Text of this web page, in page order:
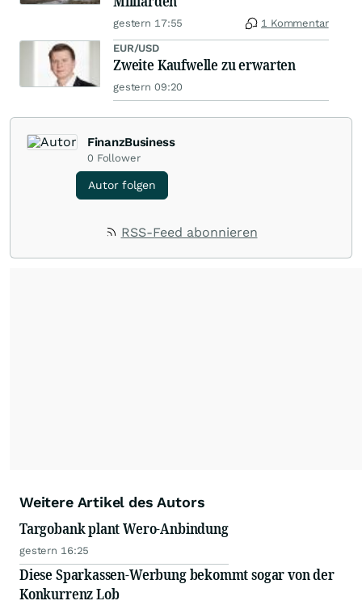
gestern 17:55 1 Kommentar
EUR/USD
Zweite Kaufwelle zu erwarten
gestern 09:20
FinanzBusiness
0 Follower
Autor folgen
RSS-Feed abonnieren
Weitere Artikel des Autors
Targobank plant Wero-Anbindung
gestern 16:25
Diese Sparkassen-Werbung bekommt sogar von der
Konkurrenz Lob